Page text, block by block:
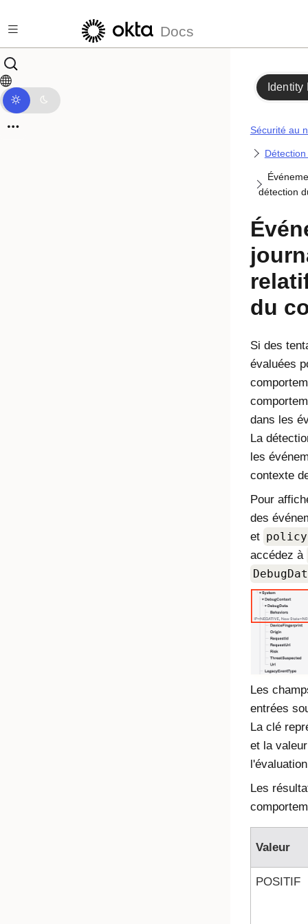
Docs
Identity
Sécurité au
détection
du
Si des
évaluées
dans les
La
les
contexte
Pour
des
et
accédez à
Les
entrées
La clé
et la
Les
Valeur
POSITIF